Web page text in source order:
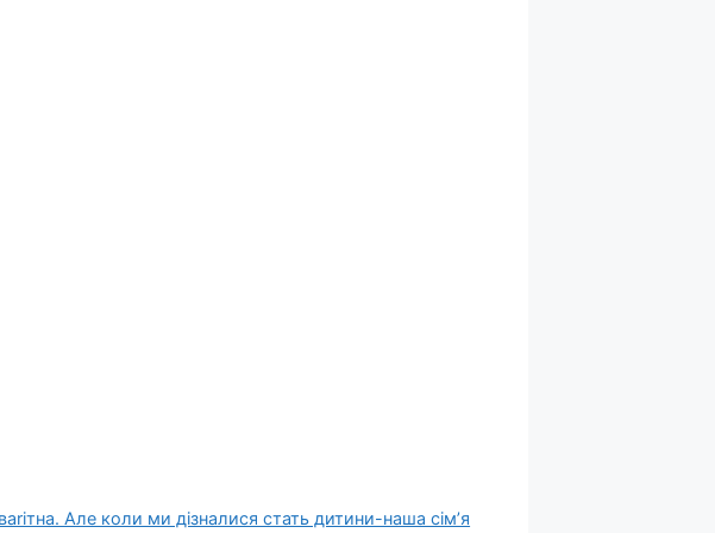
Але коли ми дізналися стать дитини-наша сім’я